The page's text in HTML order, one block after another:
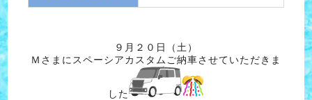
９月２０日（土）
Ｍさまにスペーシアカスタムご納車させていただきま
した